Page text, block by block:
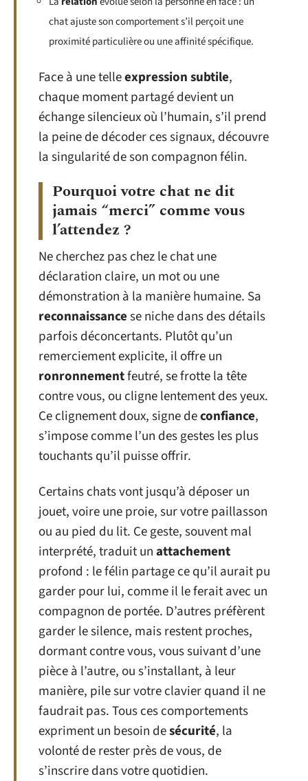
chat ajuste son comportement s’il perçoit une
proximité particulière ou une affinité spécifique.
Face à une telleexpression subtile,
chaque moment partagé devient un
échange silencieux où l’humain, s’il prend
la peine de décoder ces signaux, découvre
la singularité de son compagnon félin.
Pourquoi votre chat ne dit
jamais “merci” comme vous
l’attendez ?
Ne cherchez pas chez le chat une
déclaration claire, un mot ou une
démonstration à la manière humaine. Sa
reconnaissancese niche dans des détails
parfois déconcertants. Plutôt qu’un
remerciement explicite, il offre un
ronronnementfeutré, se frotte la tête
contre vous, ou cligne lentement des yeux.
Ce clignement doux, signe deconfiance,
s’impose comme l’un des gestes les plus
touchants qu’il puisse offrir.
Certains chats vont jusqu’à déposer un
jouet, voire une proie, sur votre paillasson
ou au pied du lit. Ce geste, souvent mal
interprété, traduit unattachement
profond : le félin partage ce qu’il aurait pu
garder pour lui, comme il le ferait avec un
compagnon de portée. D’autres préfèrent
garder le silence, mais restent proches,
dormant contre vous, vous suivant d’une
pièce à l’autre, ou s’installant, à leur
manière, pile sur votre clavier quand il ne
faudrait pas. Tous ces comportements
expriment un besoin desécurité, la
volonté de rester près de vous, de
s’inscrire dans votre quotidien.